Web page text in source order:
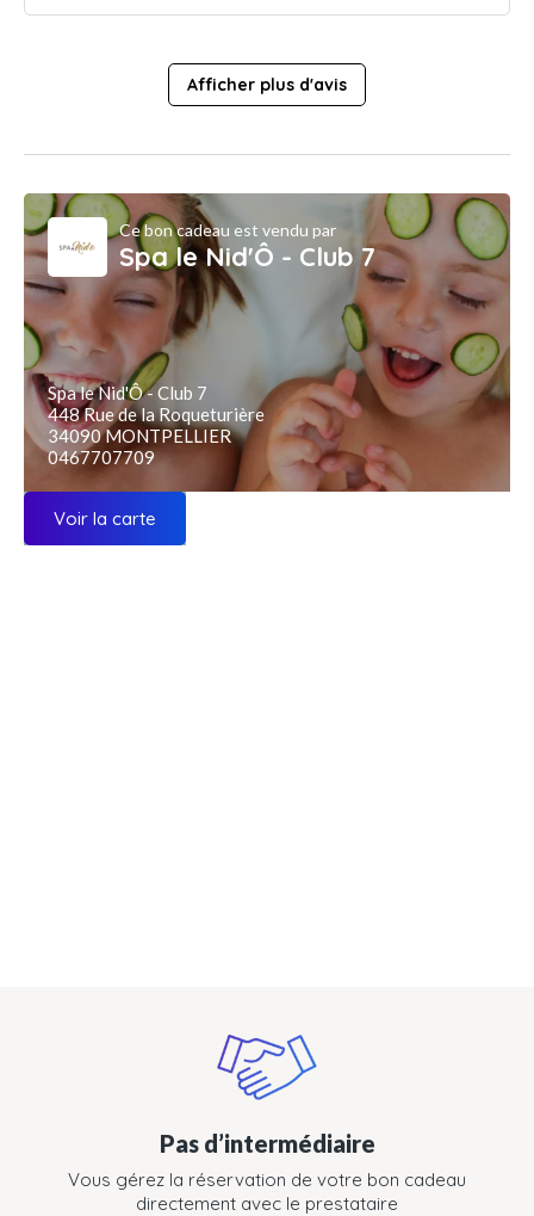
Afficher plus d'avis
Ce bon cadeau est vendu par
Spa le Nid'Ô - Club 7
Spa le Nid'Ô - Club 7
448 Rue de la Roqueturière
34090 MONTPELLIER
0467707709
Voir la carte
Pas d’intermédiaire
Vous gérez la réservation de votre bon cadeau
directement avec le prestataire